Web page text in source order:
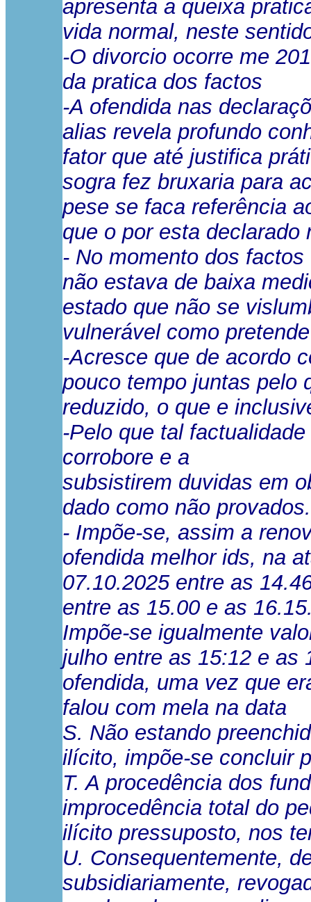
apresenta a queixa
vida normal, neste
-O divorcio ocorre me
da pratica dos factos
-A ofendida nas
alias revela profundo
fator que até justifica
sogra fez bruxaria para
pese se faca referência
que o por esta
- No momento dos
não estava de baixa
estado que não se
vulnerável como
-Acresce que de acordo
pouco tempo juntas pelo
reduzido, o que e
-Pelo que tal
corrobore e a
subsistirem duvidas em
dado como não provados.
- Impõe-se, assim a
ofendida melhor ids, na
07.10.2025 entre as
entre as 15.00 e as
Impõe-se igualmente
julho entre as 15:12 e as
ofendida, uma vez que
falou com mela na data
S. Não estando
ilícito, impõe-se concluir
T. A procedência dos
improcedência total do
ilícito pressuposto, nos
U. Consequentemente,
subsidiariamente,